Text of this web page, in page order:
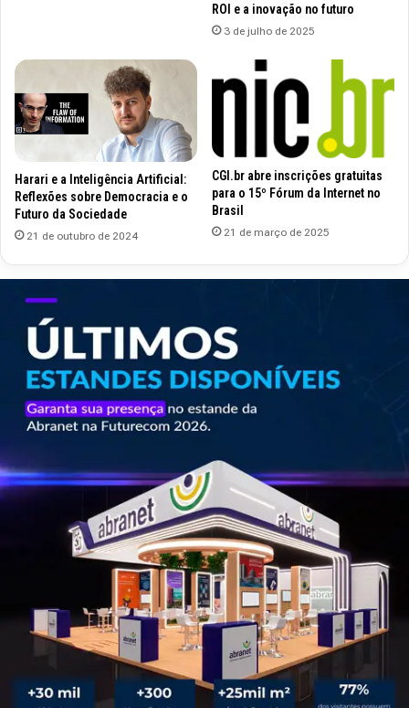
ROI e a inovação no futuro
3 de julho de 2025
Harari e a Inteligência Artificial:
Reflexões sobre Democracia e o
Futuro da Sociedade
21 de outubro de 2024
CGI.br abre inscrições gratuitas
para o 15º Fórum da Internet no
Brasil
21 de março de 2025